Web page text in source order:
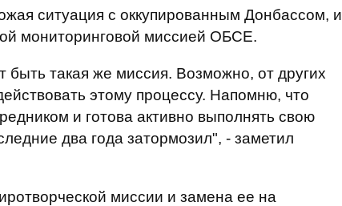
ситуация с оккупированным Донбассом, и
мониторинговой миссией ОБСЕ.
такая же миссия. Возможно, от других
этому процессу. Напомню, что
и готова активно выполнять свою
два года затормозил", - заметил
миссии и замена ее на